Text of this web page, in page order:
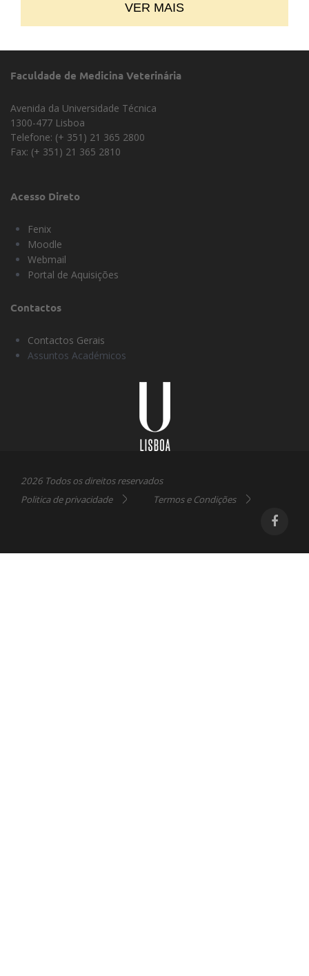
VER MAIS
Faculdade de Medicina Veterinária
Avenida da Universidade Técnica
1300-477 Lisboa
Telefone: (+ 351) 21 365 2800
Fax: (+ 351) 21 365 2810
Acesso Direto
Fenix
Moodle
Webmail
Portal de Aquisições
Contactos
Contactos Gerais
Assuntos Académicos
2026 Todos os direitos reservados
Politica de privacidade
Termos e Condições